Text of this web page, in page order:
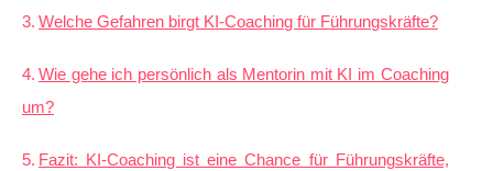
Welche Gefahren birgt KI-Coaching für Führungskräfte?
Wie gehe ich persönlich als Mentorin mit KI im Coaching
um?
Fazit: KI-Coaching ist eine Chance für Führungskräfte,